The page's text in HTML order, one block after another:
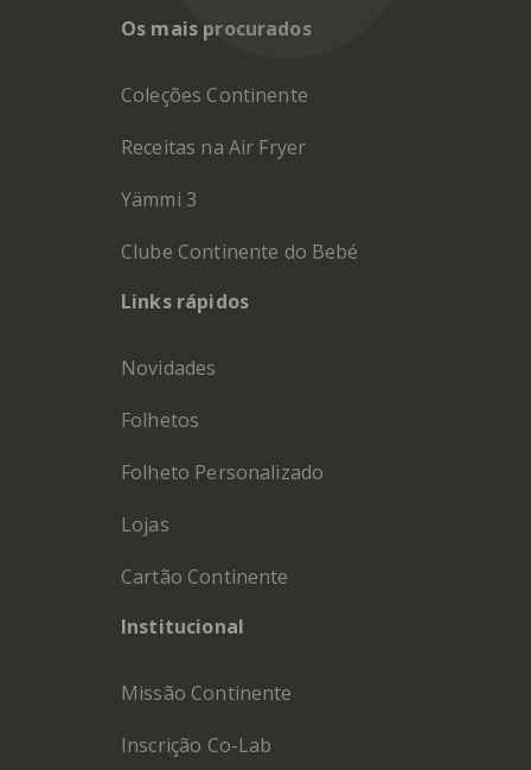
Os mais procurados
Coleções Continente
Receitas na Air Fryer
Yämmi 3
Clube Continente do Bebé
Links rápidos
Novidades
Folhetos
Folheto Personalizado
Lojas
Cartão Continente
Institucional
Missão Continente
Inscrição Co-Lab